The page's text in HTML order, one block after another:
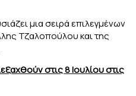
μια σειρά επιλεγμένων
Τζαλοπούλου και της
στις 8 Ιουλίου στις